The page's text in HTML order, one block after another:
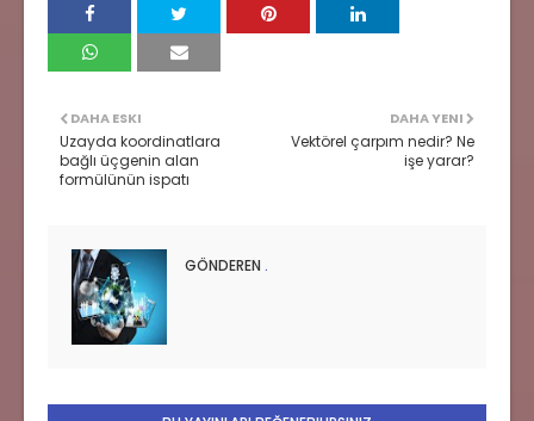
DAHA YENI
Vektörel çarpım nedir? Ne
işe yarar?
DAHA ESKI
Uzayda koordinatlara
bağlı üçgenin alan
formülünün ispatı
GÖNDEREN .